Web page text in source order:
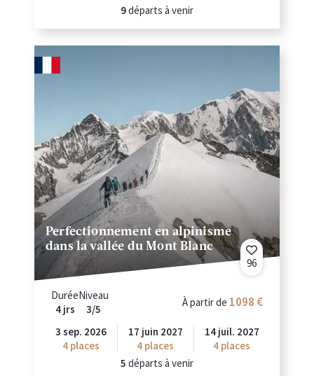
9départs à venir
Perfectionnement en alpinisme
dans la vallée du Mont Blanc
96
Durée
4 jrs
Niveau
3/5
À partir de 1098
3 sep. 2026
4places
17 juin 2027
4 places
14 juil. 2027
4 places
5 départs à venir